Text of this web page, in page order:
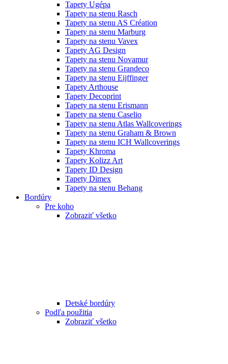
Tapety Ugépa
Tapety na stenu Rasch
Tapety na stenu AS Création
Tapety na stenu Marburg
Tapety na stenu Vavex
Tapety AG Design
Tapety na stenu Novamur
Tapety na stenu Grandeco
Tapety na stenu Eijffinger
Tapety Arthouse
Tapety Decoprint
Tapety na stenu Erismann
Tapety na stenu Caselio
Tapety na stenu Atlas Wallcoverings
Tapety na stenu Graham & Brown
Tapety na stenu ICH Wallcoverings
Tapety Khroma
Tapety Kolizz Art
Tapety ID Design
Tapety Dimex
Tapety na stenu Behang
Bordúry
Pre koho
Zobraziť všetko
Detské bordúry
Podľa použitia
Zobraziť všetko